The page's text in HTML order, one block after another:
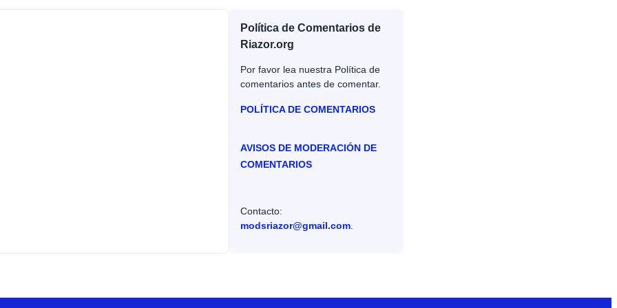
Política de Comentarios de
Riazor.org
Por favor lea nuestra Política de
comentarios antes de comentar.
POLÍTICA DE COMENTARIOS
AVISOS DE MODERACIÓN DE
COMENTARIOS
Contacto:
modsriazor@gmail.com.